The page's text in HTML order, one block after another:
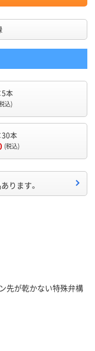
本
込)
本
(税込)
ります。
先が乾かない特殊弁構